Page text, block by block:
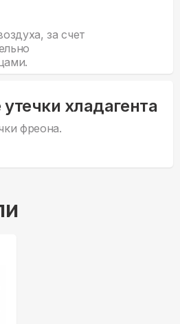
за счет
хладагента
фреона.